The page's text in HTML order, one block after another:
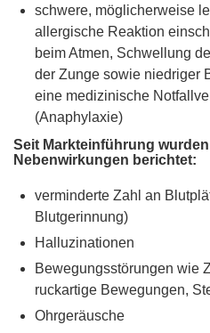
schwere, möglicherweise
allergische Reaktion
beim Atmen, Schwellung
der Zunge sowie niedriger
eine medizinische
(Anaphylaxie)
Seit Markteinführung
Nebenwirkungen berichtet:
verminderte Zahl an
Blutgerinnung)
Halluzinationen
Bewegungsstörungen wie
ruckartige Bewegungen,
Ohrgeräusche